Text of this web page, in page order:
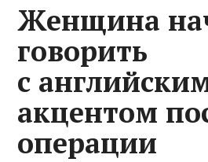
Женщина
говорить
с
акцентом
операции